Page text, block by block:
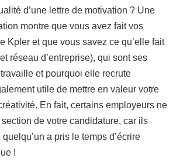
d’une lettre de motivation ? Une
montre que vous avez fait vos
Kpler et que vous savez ce qu’elle fait
réseau d’entreprise), qui sont ses
et pourquoi elle recrute
utile de mettre en valeur votre
En fait, certains employeurs ne
section de votre candidature, car ils
a pris le temps d’écrire
!